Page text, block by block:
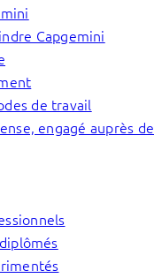
Capgemini
de travail
engagé auprès